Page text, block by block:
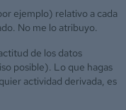
ejemplo) relativo a cada
No me lo atribuyo.
de los datos
posible). Lo que hagas
actividad derivada, es